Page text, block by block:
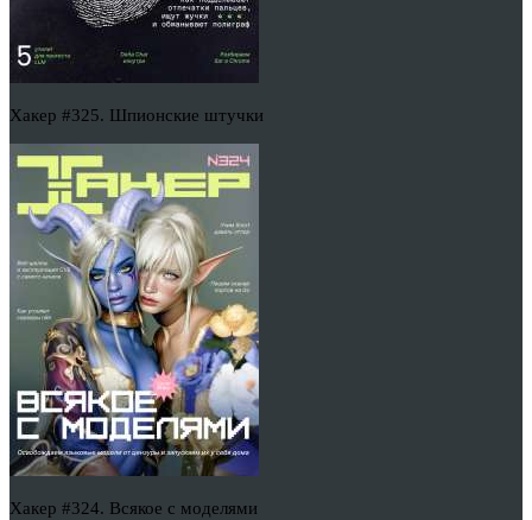
Хакер #325. Шпионские штучки
Хакер #324. Всякое с моделями